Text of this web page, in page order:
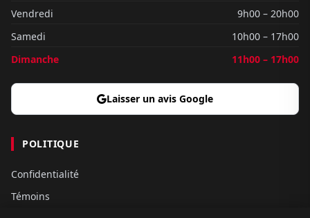
Vendredi
9h00 – 20h00
Samedi
10h00 – 17h00
Dimanche
11h00 – 17h00
Laisser un avis Google
POLITIQUE
Confidentialité
Témoins